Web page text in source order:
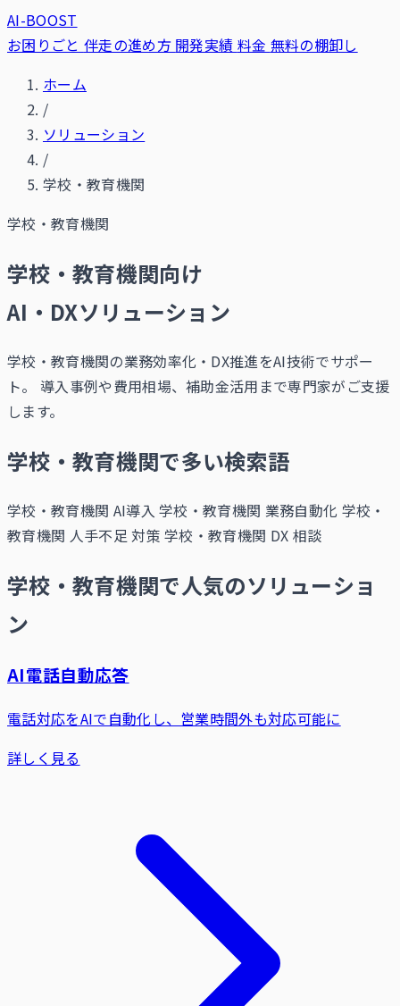
AI-BOOST
お困りごと 伴走の進め方 開発実績 料金 無料の棚卸し
ホーム
/
ソリューション
/
学校・教育機関
学校・教育機関
学校・教育機関向け
AI・DXソリューション
学校・教育機関の業務効率化・DX推進をAI技術でサポー
ト。 導入事例や費用相場、補助金活用まで専門家がご支援
します。
学校・教育機関で多い検索語
学校・教育機関 AI導入 学校・教育機関 業務自動化 学校・
教育機関 人手不足 対策 学校・教育機関 DX 相談
学校・教育機関で人気のソリューショ
ン
AI電話自動応答
電話対応をAIで自動化し、営業時間外も対応可能に
詳しく見る